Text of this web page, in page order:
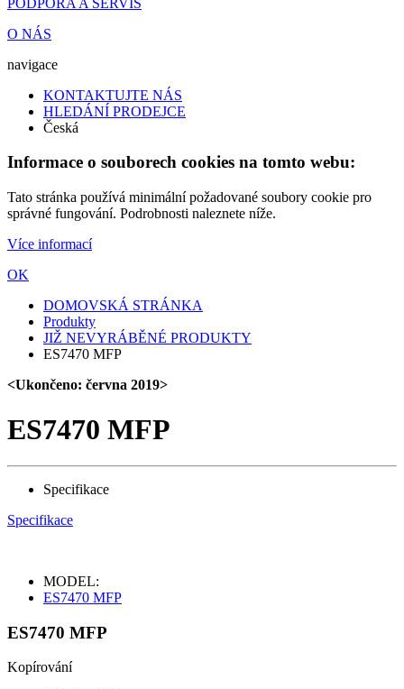
O NÁS
navigace
KONTAKTUJTE NÁS
HLEDÁNÍ PRODEJCE
Česká
Informace o souborech cookies na tomto webu:
Tato stránka používá minimální požadované soubory cookie pro
správné fungování. Podrobnosti naleznete níže.
Více informací
OK
DOMOVSKÁ STRÁNKA
Produkty
JIŽ NEVYRÁBĚNÉ PRODUKTY
ES7470 MFP
<Ukončeno: června 2019>
ES7470 MFP
Specifikace
Specifikace
MODEL:
ES7470 MFP
ES7470 MFP
Kopírování